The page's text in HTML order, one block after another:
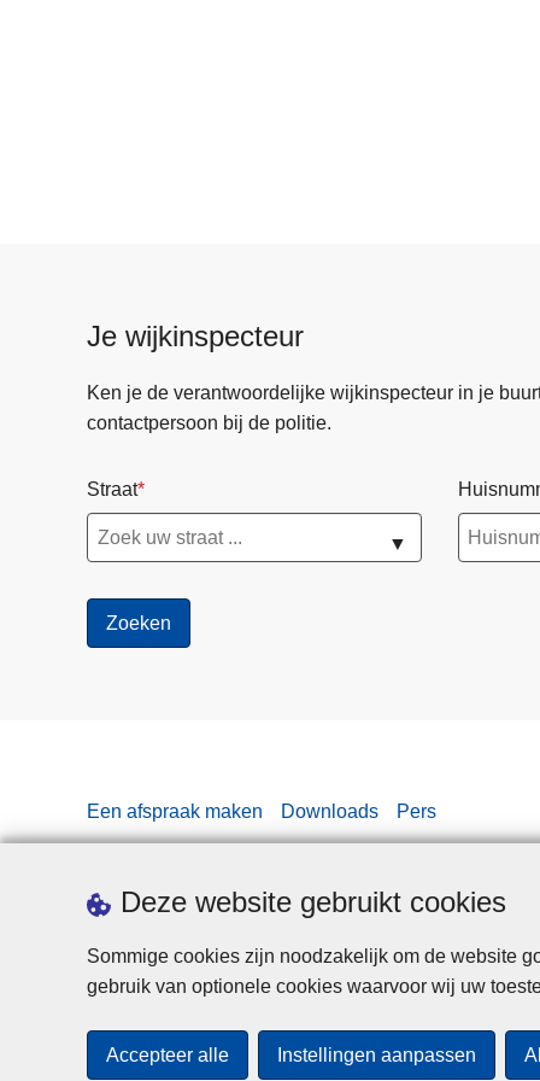
Deze website gebruikt cookies
Sommige cookies zijn noodzakelijk om de website
gebruik van optionele cookies waarvoor wij uw
Accepteer alle Instellingen aanpassen
Je wijkinspecteur
Ken je de verantwoordelijke wijkinspecteur in je
contactpersoon bij de politie.
Straat
▼
Een afspraak maken Downloads Pers